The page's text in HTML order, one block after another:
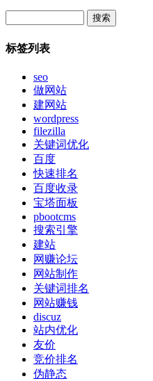
标签列表
seo
做网站
建网站
wordpress
filezilla
关键词优化
百度
快速排名
百度收录
宝塔面板
pbootcms
搜索引擎
建站
网赚论坛
网站制作
关键词排名
网站赚钱
discuz
站内优化
友价
竞价排名
伪静态